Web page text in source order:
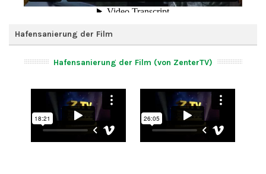
Hafensanierung der Film
Hafensanierung der Film (von ZenterTV)